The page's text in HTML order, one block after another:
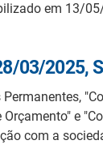
em 13/
03/2025,
e
com a